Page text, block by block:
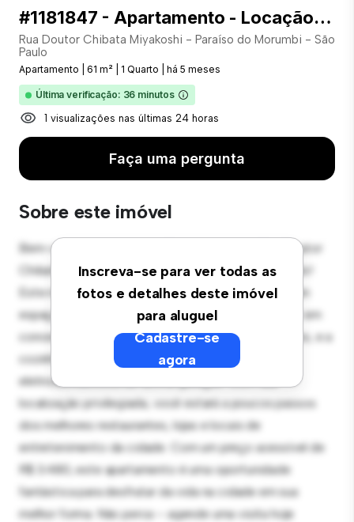
#1181847 - Apartamento - Locação com 61.44 m² , 1 Quarto(s), por R$ 3.480
Rua Doutor Chibata Miyakoshi - Paraíso do Morumbi - São
Paulo
Apartamento 61 m² 1 Quarto há 5 meses
Última verificação: 36 minutos
1 visualizações nas últimas 24 horas
Faça uma pergunta
Sobre este imóvel
Inscreva-se para ver todas as
fotos e detalhes deste imóvel
para aluguel
Cadastre-se
agora
Bem-vindo ao seu novo refúgio urbano em Rua Doutor
Chibata Miyakoshi - Paraíso do Morumbi - São Paulo!
Este moderno apartamento de 1 quartos oferece um
espaço de vida elegante e aconchegante. O layout em
conceito aberto é perfeito para receber convidados, e a
cozinha sofisticada está equipada com
eletrodomésticos de última geração. Com sua
localização privilegiada, você estará a poucos passos
dos melhores restaurantes, lojas e locais de
entretenimento da cidade. Com um preço acessível de
R$ 3.480, este apartamento é uma oportunidade
fantástica para desfrutar da vida na cidade em sua
melhor forma. Não perca – agende uma visita hoje